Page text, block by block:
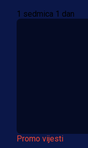
1 sedmica 1 dan
Promo vijesti